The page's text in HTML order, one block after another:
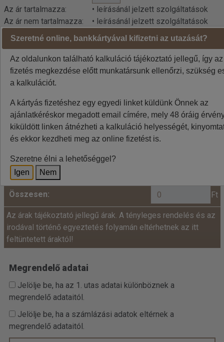
Az ár tartalmazza:
• leírásánál jelzett szolgáltatások
Az ár nem tartalmazza:
• leírásánál jelzett szolgáltatások
Kalkuláció
szíveskedjenek!
Ár:
+Felnőtt:
Összesen: Ft
Az árak tájékoztató jellegű árak. A tényleges rendelés és az
irodával történő egyeztetés folyamán eltérhetnek az itt
feltüntetett áraktól!
Megrendelő adatai
Jelölje be, ha az 1. utas adatai különböznek a
megrendelő adataitól.
Jelölje be, ha a számlázási adatok eltérnek a
megrendelő adataitól.
Szeretné online, bankkártyával kifizetni az utazását?
Az oldalunkon található kalkuláció tájékoztató jellegű, így
fizetés megkezdése előtt munkatársunk ellenőrzi, szükség
a kalkulációt.
A kártyás fizetéshez egy egyedi linket küldünk Önnek az
ajánlatkéréskor megadott email címére, mely 48 óráig
kiküldött linken átnézheti a kalkuláció helyességét,
és ekkor kezdheti meg az online fizetést is.
Szeretne élni a lehetőséggel?
Igen
Nem